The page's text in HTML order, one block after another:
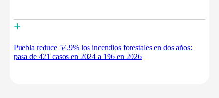
+
Puebla reduce 54.9% los incendios forestales en dos años:
pasa de 421 casos en 2024 a 196 en 2026